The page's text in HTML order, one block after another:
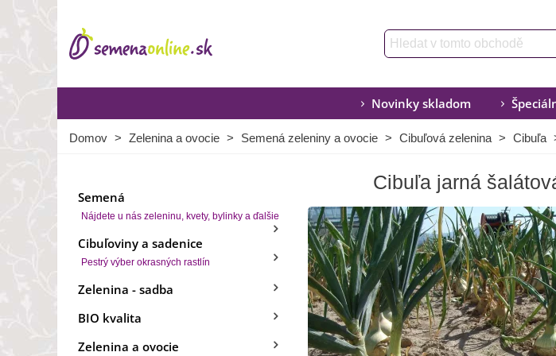
Novinky skladom
Domov > Zelenina a ovocie > Semená zeleniny a ovocie > Cibuľová zelenina > Cibuľa
Semená
Nájdete u nás zeleninu, kvety, bylinky a ďalšie
Cibuľoviny a sadenice
Pestrý výber okrasných rastlín
Zelenina - sadba
BIO kvalita
Zelenina a ovocie
Cibuľa jarná